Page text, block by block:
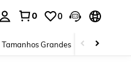
0 0
Tamanhos Grandes Joias e